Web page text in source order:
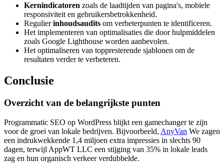
Kernindicatoren zoals de laadtijden van pagina's, mobiele
responsiviteit en gebruikersbetrokkenheid.
Regulierinhoudsaudits om verbeterpunten te identificeren.
Het implementeren van optimalisaties die door hulpmiddelen
zoals Google Lighthouse worden aanbevolen.
Het optimaliseren van toppresterende sjablonen om de
resultaten verder te verbeteren.
Conclusie
Overzicht van de belangrijkste punten
Programmatic SEO op WordPress blijkt een gamechanger te zijn
voor de groei van lokale bedrijven. Bijvoorbeeld, AnyVan We zagen
een indrukwekkende 1,4 miljoen extra impressies in slechts 90
dagen, terwijl AppWT LLC een stijging van 35% in lokale leads
zag en hun organisch verkeer verdubbelde.